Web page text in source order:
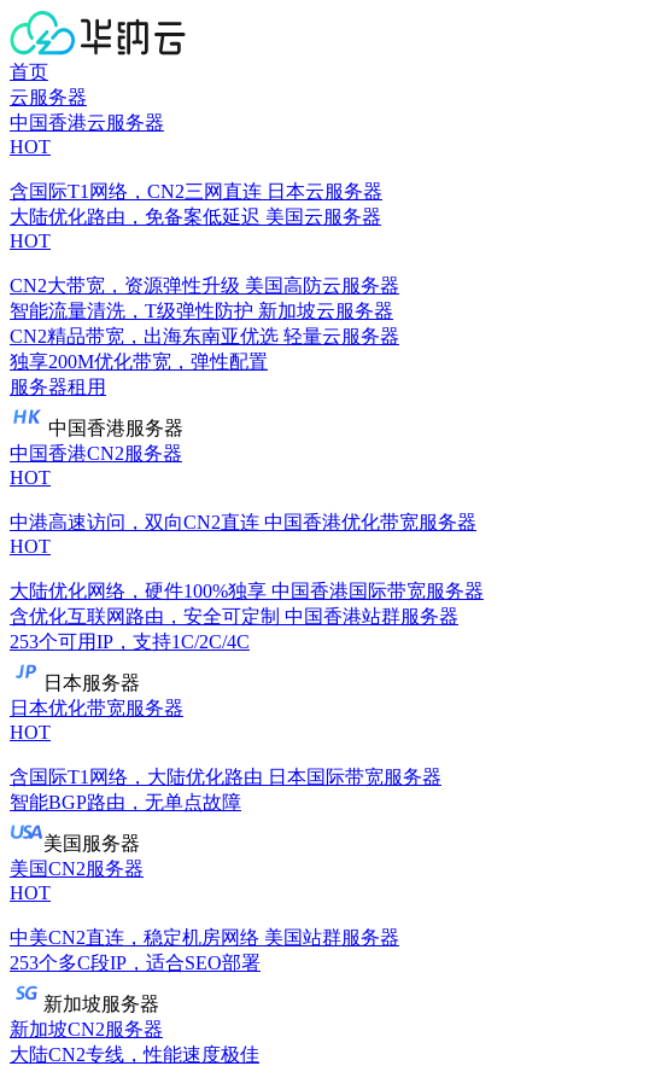
首页
云服务器
中国香港云服务器
HOT
含国际T1网络，CN2三网直连 日本云服务器
大陆优化路由，免备案低延迟 美国云服务器
HOT
CN2大带宽，资源弹性升级 美国高防云服务器
智能流量清洗，T级弹性防护 新加坡云服务器
CN2精品带宽，出海东南亚优选 轻量云服务器
独享200M优化带宽，弹性配置
服务器租用
中国香港服务器
中国香港CN2服务器
HOT
中港高速访问，双向CN2直连 中国香港优化带宽服务器
HOT
大陆优化网络，硬件100%独享 中国香港国际带宽服务器
含优化互联网路由，安全可定制 中国香港站群服务器
253个可用IP，支持1C/2C/4C
日本服务器
日本优化带宽服务器
HOT
含国际T1网络，大陆优化路由 日本国际带宽服务器
智能BGP路由，无单点故障
美国服务器
美国CN2服务器
HOT
中美CN2直连，稳定机房网络 美国站群服务器
253个多C段IP，适合SEO部署
新加坡服务器
新加坡CN2服务器
大陆CN2专线，性能速度极佳